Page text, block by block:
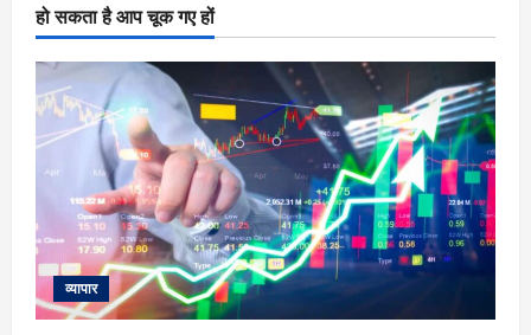
हो सकता है आप चूक गए हों
व्यापार